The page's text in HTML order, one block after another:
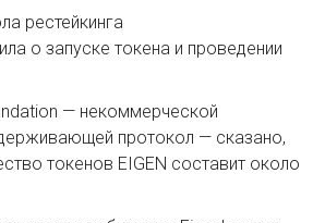
рестейкинга
о запуске токена и проведении
— некоммерческой
протокол — сказано,
токенов EIGEN составит около